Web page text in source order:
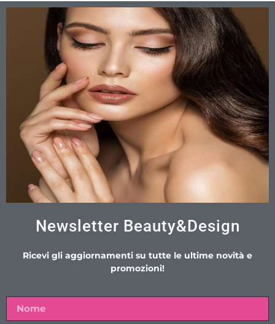
Newsletter Beauty&Design
Ricevi gli aggiornamenti su tutte le ultime novità e
promozioni!